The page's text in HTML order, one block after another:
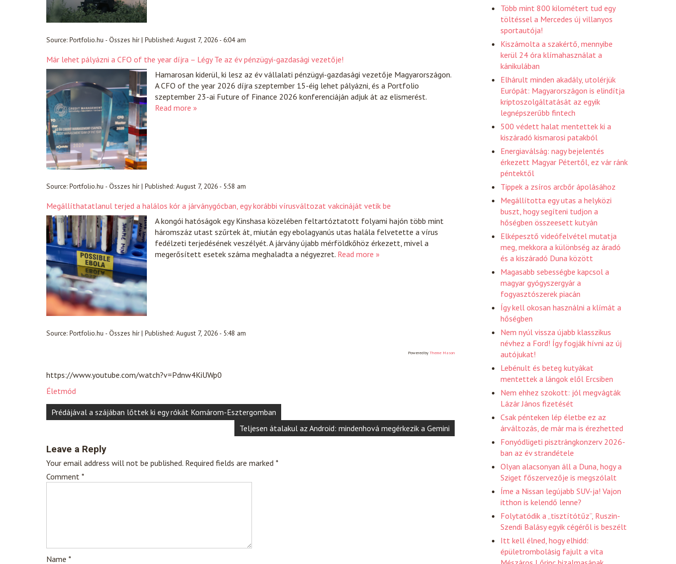
Source: Portfolio.hu - Összes hír| Published: August 7, 2026 - 6:04 am
Már lehet pályázni a CFO of the year díjra – Légy Te az év pénzügyi-gazdasági vezetője!
Hamarosan kiderül, ki lesz az év vállalati pénzügyi-gazdasági vezetője Magyarországon.
A CFO of the year 2026 díjra szeptember 15-éig lehet pályázni, és a Portfolio
szeptember 23-ai Future of Finance 2026 konferenciáján adjuk át az elismerést.
Read more »
Source: Portfolio.hu - Összes hír| Published: August 7, 2026 - 5:58 am
Megállíthatatlanul terjed a halálos kór a járványgócban, egy korábbi vírusváltozat vakcináját vetik be
A kongói hatóságok egy Kinshasa közelében feltartóztatott folyami hajón több mint
háromszáz utast szűrtek át, miután egy ebolagyanús utas halála felvetette a vírus
fedélzeti terjedésének veszélyét. A járvány újabb mérföldkőhöz érkezett, mivel a
megerősített esetek száma meghaladta a négyezret. Read more »
Source: Portfolio.hu - Összes hír| Published: August 7, 2026 - 5:48 am
Powered by Theme Mason
https://www.youtube.com/watch?v=Pdnw4KiUWp0
Életmód
Post
navigation
Prédájával a szájában lőttek ki egy rókát Komárom-Esztergomban
Teljesen átalakul az Android: mindenhová megérkezik a Gemini
Leave a Reply
Your email address will not be published. Required fields are marked *
Comment *
Name *
Több mint 800 kilométert tud egy
töltéssel a Mercedes új villanyos
sportautója!
Kiszámolta a szakértő, mennyibe
kerül 24 óra klímahasználat a
kánikulában
Elhárult minden akadály, utolérjük
Európát: Magyarországon is elindítja
kriptoszolgáltatását az egyik
legnépszerűbb fintech
500 védett halat mentettek ki a
kiszáradó kismarosi patakból
Energiaválság: nagy bejelentés
érkezett Magyar Pétertől, ez vár ránk
péntektől
Tippek a zsíros arcbőr ápolásához
Megállította egy utas a helyközi
buszt, hogy segíteni tudjon a
hőségben összeesett kutyán
Elképesztő videófelvétel mutatja
meg, mekkora a különbség az áradó
és a kiszáradó Duna között
Magasabb sebességbe kapcsol a
magyar gyógyszergyár a
fogyasztószerek piacán
Így kell okosan használni a klímát a
hőségben
Nem nyúl vissza újabb klasszikus
névhez a Ford! Így fogják hívni az új
autójukat!
Lebénult és beteg kutyákat
mentettek a lángok elől Ercsiben
Nem ehhez szokott: jól megvágták
Lázár János fizetését
Csak pénteken lép életbe ez az
árváltozás, de már ma is érezhetted
Fonyódligeti pisztrángkonzerv 2026-
ban az év strandétele
Olyan alacsonyan áll a Duna, hogy a
Sziget főszervezője is megszólalt
Íme a Nissan legújabb SUV-ja! Vajon
itthon is kelendő lenne?
Folytatódik a „tisztítótűz”, Ruszin-
Szendi Balásy egyik cégéről is beszélt
Itt kell élned, hogy elhidd:
épületrombolásig fajult a vita